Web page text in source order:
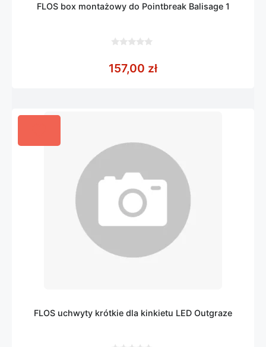
FLOS box montażowy do Pointbreak Balisage 1
5
157,00 zł
FLOS uchwyty krótkie dla kinkietu LED Outgraze